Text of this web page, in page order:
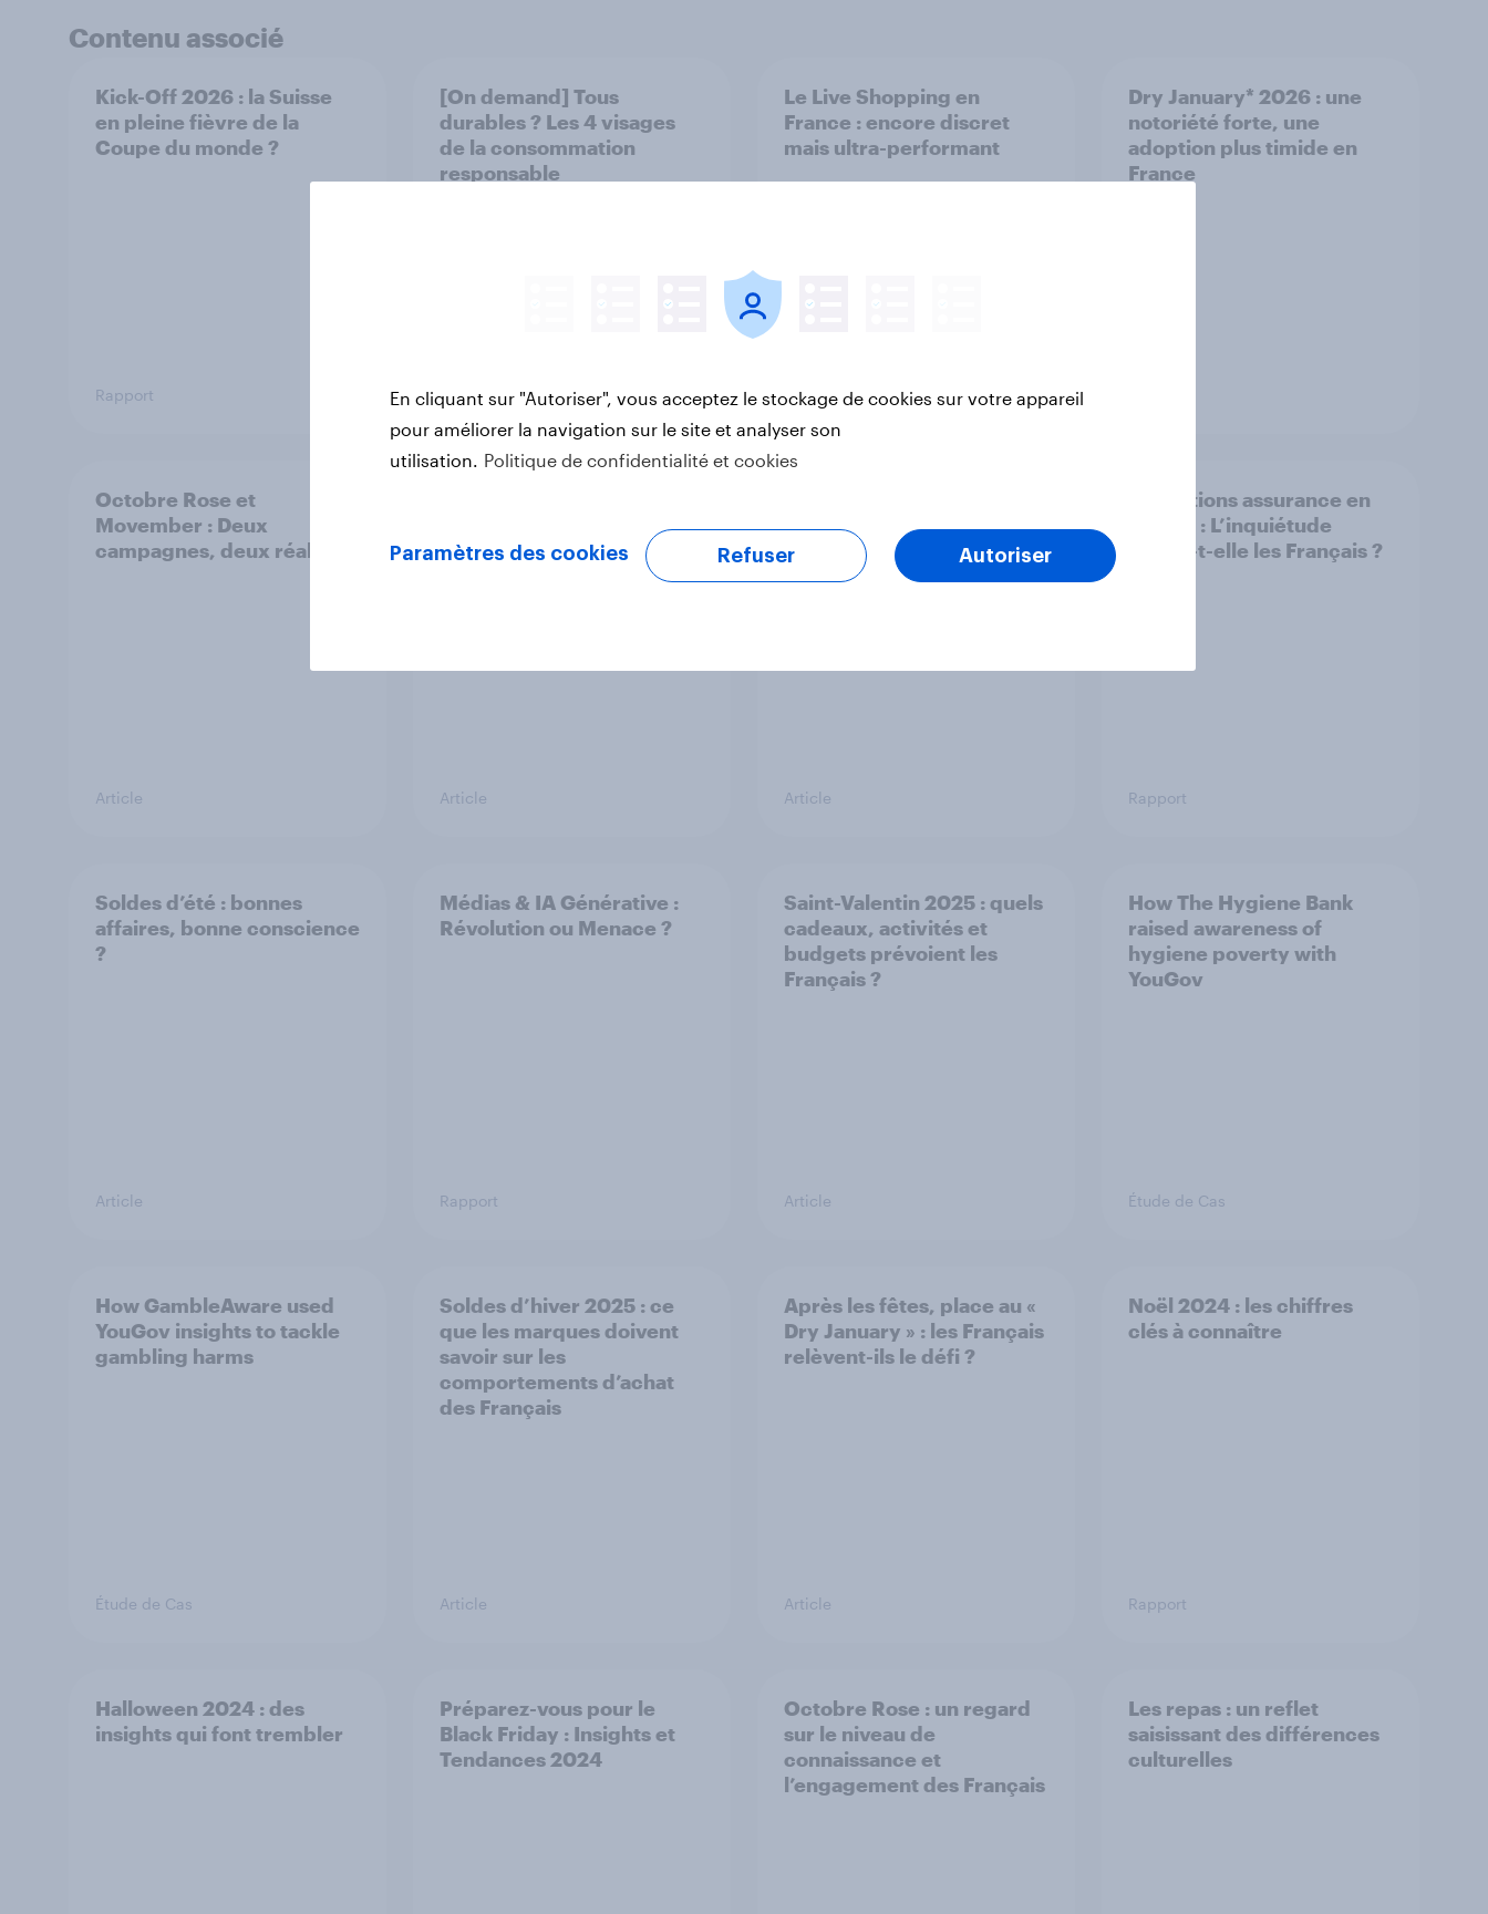
Contenu associé
Kick-Off 2026 : la Suisse
en pleine fièvre de la
Coupe du monde ?
Rapport
[On demand] Tous
durables ? Les 4 visages
de la consommation
responsable
Article
Le Live Shopping en
France : encore discret
mais ultra-performant
Rapport
Dry January* 2026 : une
notoriété forte, une
adoption plus timide en
France
Octobre Rose et
Movember : Deux
campagnes, deux réalités
Article
attentes des jeunes
générations en France
Article
Français profitent-ils de
cette période pour faire
des achats ?
Article
Cotisations assurance en
hausse : L’inquiétude
gagne-t-elle les Français ?
Rapport
Soldes d’été : bonnes
affaires, bonne conscience
?
Article
Médias & IA Générative :
Révolution ou Menace ?
Rapport
Saint-Valentin 2025 : quels
cadeaux, activités et
budgets prévoient les
Français ?
Article
How The Hygiene Bank
raised awareness of
hygiene poverty with
YouGov
Étude de Cas
How GambleAware used
YouGov insights to tackle
gambling harms
Étude de Cas
Soldes d’hiver 2025 : ce
que les marques doivent
savoir sur les
comportements d’achat
des Français
Article
Après les fêtes, place au «
Dry January » : les Français
relèvent-ils le défi ?
Article
Noël 2024 : les chiffres
clés à connaître
Rapport
Halloween 2024 : des
insights qui font trembler
Préparez-vous pour le
Black Friday : Insights et
Tendances 2024
Octobre Rose : un regard
sur le niveau de
connaissance et
l’engagement des Français
Les repas : un reflet
saisissant des différences
culturelles
En cliquant sur "Autoriser", vous acceptez le stockage de cookies sur votre appareil
pour améliorer la navigation sur le site et analyser son
utilisation. Politique de confidentialité et cookies
Paramètres des cookies Refuser Autoriser